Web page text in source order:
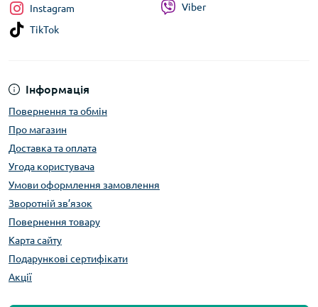
Інформація
Повернення та обмін
Про магазин
Доставка та оплата
Угода користувача
Умови оформлення замовлення
Зворотній зв’язок
Повернення товару
Карта сайту
Подарункові сертифікати
Акції
Instagram
TikTok
Viber